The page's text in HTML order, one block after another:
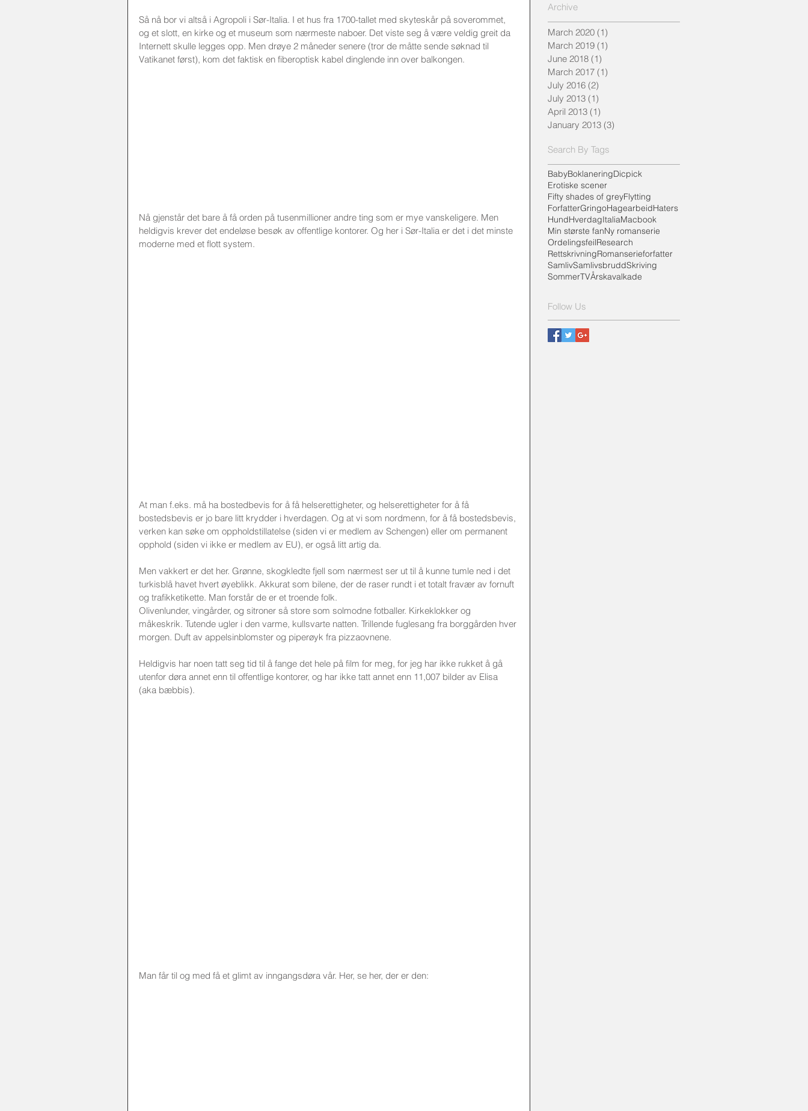
Så nå bor vi altså i Agropoli i Sør-Italia. I et hus fra 1700-tallet med skyteskår på soverommet,
og et slott, en kirke og et museum som nærmeste naboer. Det viste seg å være veldig greit da
Internett skulle legges opp. Men drøye 2 måneder senere (tror de måtte sende søknad til
Vatikanet først), kom det faktisk en fiberoptisk kabel dinglende inn over balkongen.
Nå gjenstår det bare å få orden på tusenmillioner andre ting som er mye vanskeligere. Men
heldigvis krever det endeløse besøk av offentlige kontorer. Og her i Sør-Italia er det i det minste
moderne med et flott system.
At man f.eks. må ha bostedbevis for å få helserettigheter, og helserettigheter for å få
bostedsbevis er jo bare litt krydder i hverdagen. Og at vi som nordmenn, for å få bostedsbevis,
verken kan søke om oppholdstillatelse (siden vi er medlem av Schengen) eller om permanent
opphold (siden vi ikke er medlem av EU), er også litt artig da.
Men vakkert er det her. Grønne, skogkledte fjell som nærmest ser ut til å kunne tumle ned i det
turkisblå havet hvert øyeblikk. Akkurat som bilene, der de raser rundt i et totalt fravær av fornuft
og trafikketikette. Man forstår de er et troende folk.
Olivenlunder, vingårder, og sitroner så store som solmodne fotballer. Kirkeklokker og
måkeskrik. Tutende ugler i den varme, kullsvarte natten. Trillende fuglesang fra borggården hver
morgen. Duft av appelsinblomster og piperøyk fra pizzaovnene.
Heldigvis har noen tatt seg tid til å fange det hele på film for meg, for jeg har ikke rukket å gå
utenfor døra annet enn til offentlige kontorer, og har ikke tatt annet enn 11,007 bilder av Elisa
(aka bæbbis).
Man får til og med få et glimt av inngangsdøra vår. Her, se her, der er den:
Archive
March 2020 (1)
March 2019 (1)
June 2018 (1)
March 2017 (1)
July 2016 (2)
July 2013 (1)
April 2013 (1)
January 2013 (3)
Search By Tags
BabyBoklaneringDicpick
Erotiske scener
Fifty shades of greyFlytting
ForfatterGringoHagearbeidHaters
HundHverdagItaliaMacbook
Min største fanNy romanserie
OrdelingsfeilResearch
RettskrivningRomanserieforfatter
SamlivSamlivsbruddSkriving
SommerTVÅrskavalkade
Follow Us